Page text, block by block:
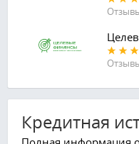
Кредитная